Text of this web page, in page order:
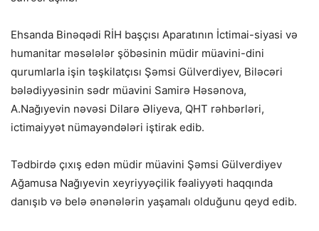
Ehsanda Binəqədi RİH başçısı Aparatının İctimai-siyasi və
humanitar məsələlər şöbəsinin müdir müavini-dini
qurumlarla işin təşkilatçısı Şəmsi Gülverdiyev, Biləcəri
bələdiyyəsinin sədr müavini Samirə Həsənova,
A.Nağıyevin nəvəsi Dilarə Əliyeva, QHT rəhbərləri,
ictimaiyyət nümayəndələri iştirak edib.
Tədbirdə çıxış edən müdir müavini Şəmsi Gülverdiyev
Ağamusa Nağıyevin xeyriyyəçilik fəaliyyəti haqqında
danışıb və belə ənənələrin yaşamalı olduğunu qeyd edib.